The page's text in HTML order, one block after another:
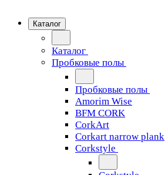
Каталог
Каталог
Пробковые полы
Пробковые полы
Amorim Wise
BFM CORK
CorkArt
Corkart narrow plank
Corkstyle